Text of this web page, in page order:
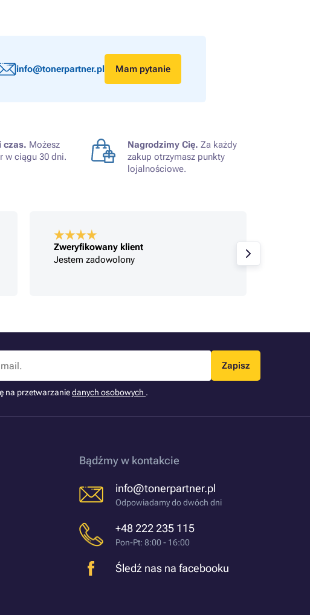
info@tonerpartner.pl Mam pytanie
czas. Możesz
w ciągu 30 dni.
Nagrodzimy Cię. Za każdy
zakup otrzymasz punkty
lojalnościowe.
Zweryfikowany klient
Polecam. Szybka wysyłka. Tusze dobrze
Zapisz
na przetwarzaniedanych osobowych .
Bądźmy w kontakcie
info@tonerpartner.pl
Odpowiadamy do dwóch dni
+48 222 235 115
Pon-Pt: 8:00 - 16:00
Śledź nas na facebooku